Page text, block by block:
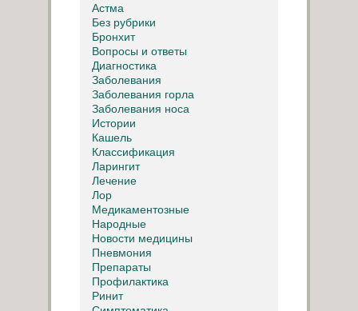
Астма
Без рубрики
Бронхит
Вопросы и ответы
Диагностика
Заболевания
Заболевания горла
Заболевания носа
Истории
Кашель
Классификация
Ларингит
Лечение
Лор
Медикаментозные
Народные
Новости медицины
Пневмония
Препараты
Профилактика
Ринит